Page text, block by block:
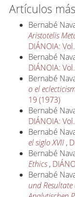
Artículos
Bernabé
Aristotelis
DIÁNOIA:
Bernabé
DIÁNOIA:
Bernabé
o el
19 (1973)
Bernabé
DIÁNOIA:
Bernabé
el siglo XVII ,
Bernabé
Ethics ,
Bernabé
und